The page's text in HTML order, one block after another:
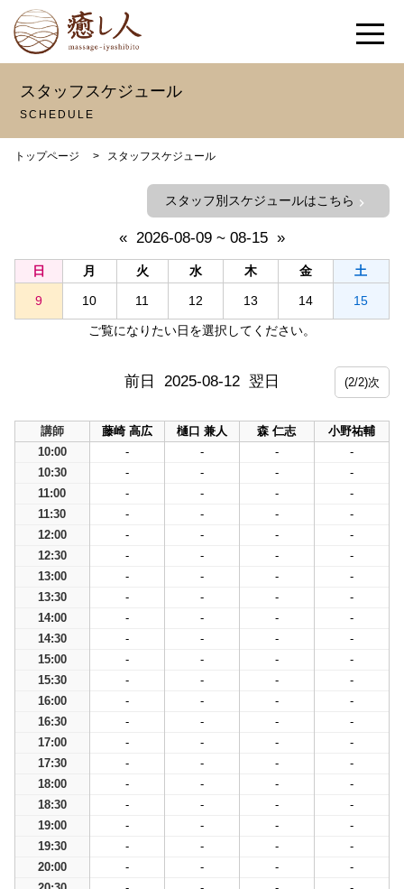
スタッフスケジュール
SCHEDULE
トップページ > スタッフスケジュール
スタッフ別スケジュールはこちら chevron_right
« 2026-08-09 ~ 08-15 »
日 月 火 水 木 金 土
9 10 11 12 13 14 15
ご覧になりたい日を選択してください。
前日 2025-08-12 翌日 (2/2)次
講師 藤崎 高広 樋口 兼人 森 仁志
小野祐輔
10:00
- - -
-
10:30
- - -
-
11:00
- - -
-
11:30
- - -
-
12:00
- - -
-
12:30
- - -
-
13:00
- - -
-
13:30
- - -
-
14:00
- - -
-
14:30
- - -
-
15:00
- - -
-
15:30
- - -
-
16:00
- - -
-
16:30
- - -
-
17:00
- - -
-
17:30
- - -
-
18:00
- - -
-
18:30
- - -
-
19:00
- - -
-
19:30
- - -
-
20:00
- - -
-